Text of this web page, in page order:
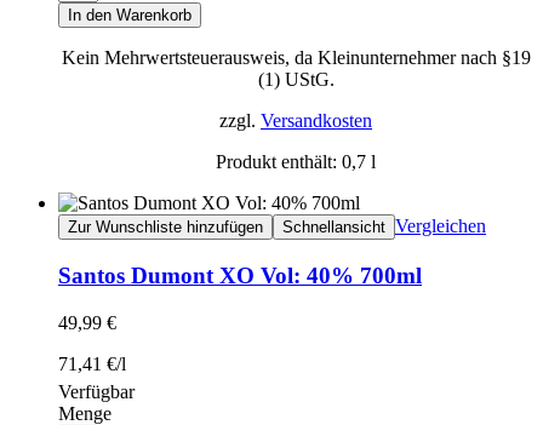
In den Warenkorb
Kein Mehrwertsteuerausweis, da Kleinunternehmer nach §19
(1) UStG.
zzgl. Versandkosten
Produkt enthält: 0,7 l
Zur Wunschliste hinzufügen Schnellansicht Vergleichen
Santos Dumont XO Vol: 40% 700ml
49,99 €
71,41 €/l
Verfügbar
Menge